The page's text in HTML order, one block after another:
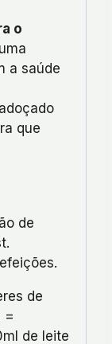
o
a saúde
adoçado
que
de
de
=
de leite